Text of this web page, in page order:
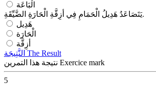
الْبَاعَة
يَتَصَاعَدُ هَدِيلُ الْحَمَامِ فِي أزِقَّةِ الْحَارَةِ الضَّيِّقَةِ.
هَدِيل
الْحَارَة
أزِقَّة
The Result
Exercice mark
5